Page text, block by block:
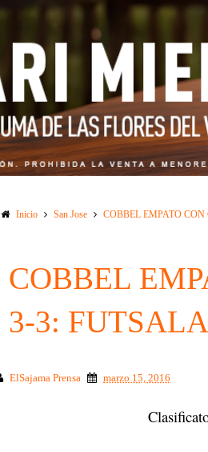
Inicio San Jose COBBEL EMPATO
COBBEL
3-3: FUTSALA
ElSajama Prensa marzo 15, 2016